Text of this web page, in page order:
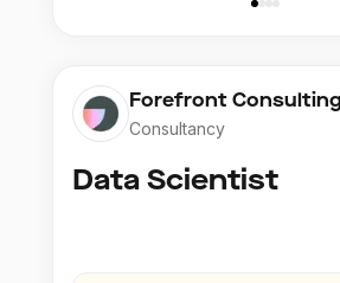
Forefront Consulting
Consultancy
Data Scientist